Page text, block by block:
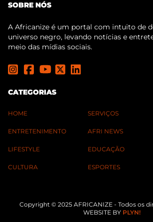
SOBRE NÓS
A Africanize é um portal com intuito de
universo negro, levando notícias e
meio das mídias sociais.
CATEGORIAS
HOME
ENTRETENIMENTO
LIFESTYLE
CULTURA
SERVIÇOS
AFRI NEWS
EDUCAÇÃO
ESPORTES
Copyright © 2025 AFRICANIZE - Todos os
WEBSITE BY PLYN!